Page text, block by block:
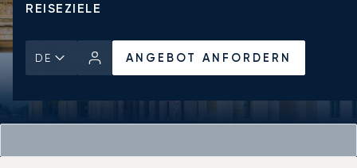
REISEZIELE
DE ANGEBOT ANFORDERN